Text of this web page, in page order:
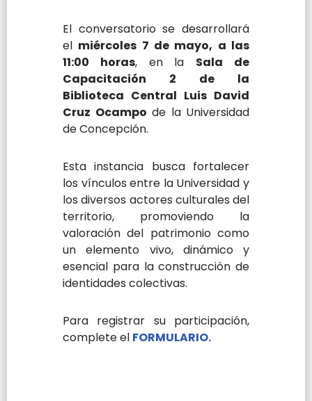
El conversatorio se desarrollará
el miércoles 7 de mayo, a las
11:00 horas, en la Sala de
Capacitación 2 de la
Biblioteca Central Luis David
Cruz Ocampo de la Universidad
de Concepción.
Esta instancia busca fortalecer
los vínculos entre la Universidad y
los diversos actores culturales del
territorio, promoviendo la
valoración del patrimonio como
un elemento vivo, dinámico y
esencial para la construcción de
identidades colectivas.
Para registrar su participación,
complete el FORMULARIO.